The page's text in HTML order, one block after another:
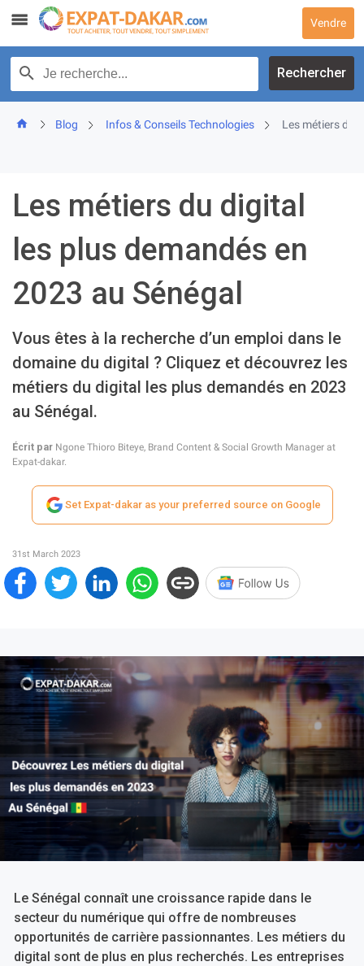
content
Vendre
Recherche par texte
Rechercher
Blog Infos & Conseils Technologies Les métiers du
Les métiers du digital
les plus demandés en
2023 au Sénégal
Vous êtes à la recherche d’un emploi dans le
domaine du digital ? Cliquez et découvrez les
métiers du digital les plus demandés en 2023
au Sénégal.
Écrit par Ngone Thioro Biteye, Brand Content & Social Growth Manager at
Expat-dakar.
Set Expat-dakar as your preferred source on Google
31st March 2023
Le Sénégal connaît une croissance rapide dans le
secteur du numérique qui offre de nombreuses
opportunités de carrière passionnantes. Les métiers du
digital sont de plus en plus recherchés. Les entreprises